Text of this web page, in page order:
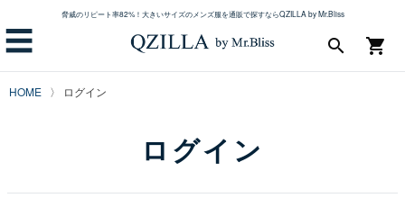
脅威のリピート率82%！大きいサイズのメンズ服を通販で探すならQZILLA by Mr.Bliss
☰ shopping_cart
search
HOME ログイン
ログイン